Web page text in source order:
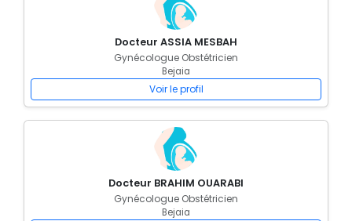
Docteur ASSIA MESBAH
Gynécologue Obstétricien
Bejaia
Voir le profil
Docteur BRAHIM OUARABI
Gynécologue Obstétricien
Bejaia